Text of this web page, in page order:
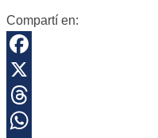
Compartí en:
Facebook
X
Threads